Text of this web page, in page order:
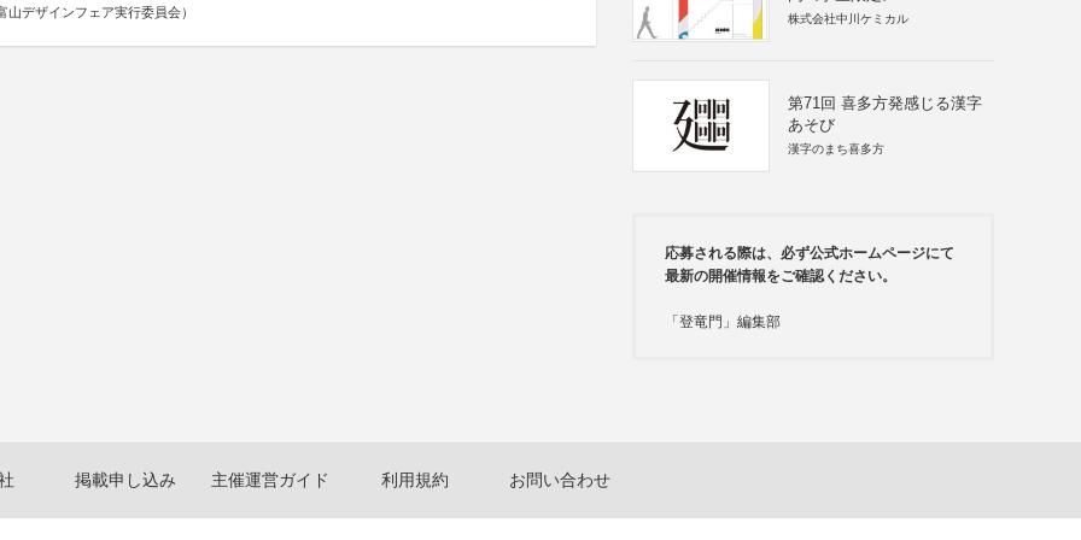
山デザインフェア実行委員会） 株式会社中川ケミカル
第71回 喜多方発感じる漢字
あそび
漢字のまち喜多方
応募される際は、必ず公式ホームページにて
最新の開催情報をご確認ください。
「登竜門」編集部
掲載申し込み 主催運営ガイド 利用規約 お問い合わせ